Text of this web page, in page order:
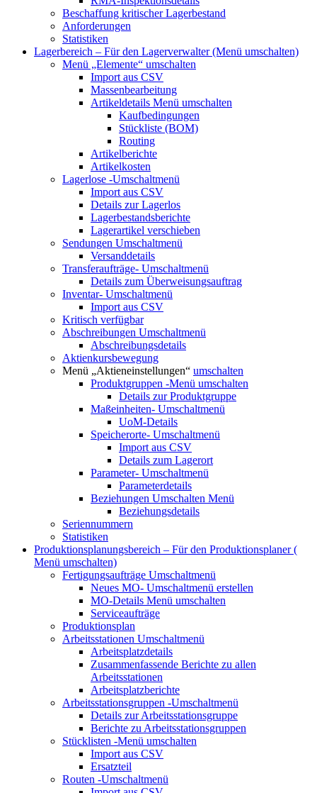
Beschaffung kritischer Lagerbestand
Anforderungen
Statistiken
Lagerbereich – Für den Lagerverwalter(Menü umschalten)
Menü „Elemente“ umschalten
Import aus CSV
Massenbearbeitung
Artikeldetails Menü umschalten
Kaufbedingungen
Stückliste (BOM)
Routing
Artikelberichte
Artikelkosten
Lagerlose -Umschaltmenü
Import aus CSV
Details zur Lagerlos
Lagerbestandsberichte
Lagerartikel verschieben
Sendungen Umschaltmenü
Versanddetails
Transferaufträge- Umschaltmenü
Details zum Überweisungsauftrag
Inventar- Umschaltmenü
Import aus CSV
Kritisch verfügbar
Abschreibungen Umschaltmenü
Abschreibungsdetails
Aktienkursbewegung
Menü „Aktieneinstellungen“ umschalten
Produktgruppen -Menü umschalten
Details zur Produktgruppe
Maßeinheiten- Umschaltmenü
UoM-Details
Speicherorte- Umschaltmenü
Import aus CSV
Details zum Lagerort
Parameter- Umschaltmenü
Parameterdetails
Beziehungen Umschalten Menü
Beziehungsdetails
Seriennummern
Statistiken
Produktionsplanungsbereich – Für den Produktionsplaner (
Menü umschalten)
Fertigungsaufträge Umschaltmenü
Neues MO- Umschaltmenü erstellen
MO-Details Menü umschalten
Serviceaufträge
Produktionsplan
Arbeitsstationen Umschaltmenü
Arbeitsplatzdetails
Zusammenfassende Berichte zu allen
Arbeitsstationen
Arbeitsplatzberichte
Arbeitsstationsgruppen -Umschaltmenü
Details zur Arbeitsstationsgruppe
Berichte zu Arbeitsstationsgruppen
Stücklisten -Menü umschalten
Import aus CSV
Ersatzteil
Routen -Umschaltmenü